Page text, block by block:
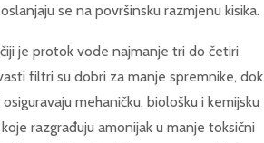
se na površinsku razmjenu kisika.
je protok vode najmanje tri do četiri
filtri su dobri za manje spremnike, dok
mehaničku, biološku i kemijsku
razgrađuju amonijak u manje toksični